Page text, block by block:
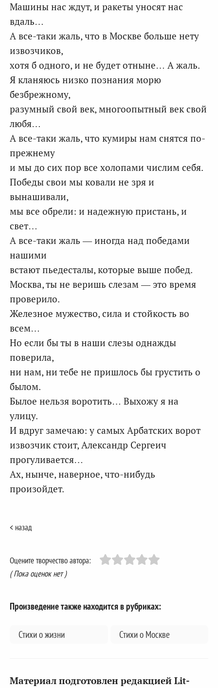
Машины нас ждут, и ракеты уносят нас
вдаль…
А все-таки жаль, что в Москве больше нету
извозчиков,
хотя б одного, и не будет отныне… А жаль.
Я кланяюсь низко познания морю
безбрежному,
разумный свой век, многоопытный век свой
любя…
А все-таки жаль, что кумиры нам снятся по-
прежнему
и мы до сих пор все холопами числим себя.
Победы свои мы ковали не зря и
вынашивали,
мы все обрели: и надежную пристань, и
свет…
А все-таки жаль — иногда над победами
нашими
встают пьедесталы, которые выше побед.
Москва, ты не веришь слезам — это время
проверило.
Железное мужество, сила и стойкость во
всем…
Но если бы ты в наши слезы однажды
поверила,
ни нам, ни тебе не пришлось бы грустить о
былом.
Былое нельзя воротить… Выхожу я на
улицу.
И вдруг замечаю: у самых Арбатских ворот
извозчик стоит, Александр Сергеич
прогуливается…
Ах, нынче, наверное, что-нибудь
произойдет.
< назад
Оцените творчество автора:
( Пока оценок нет )
Произведение также находится в рубриках:
Стихи о жизни Стихи о Москве
Материал подготовлен редакцией Lit-